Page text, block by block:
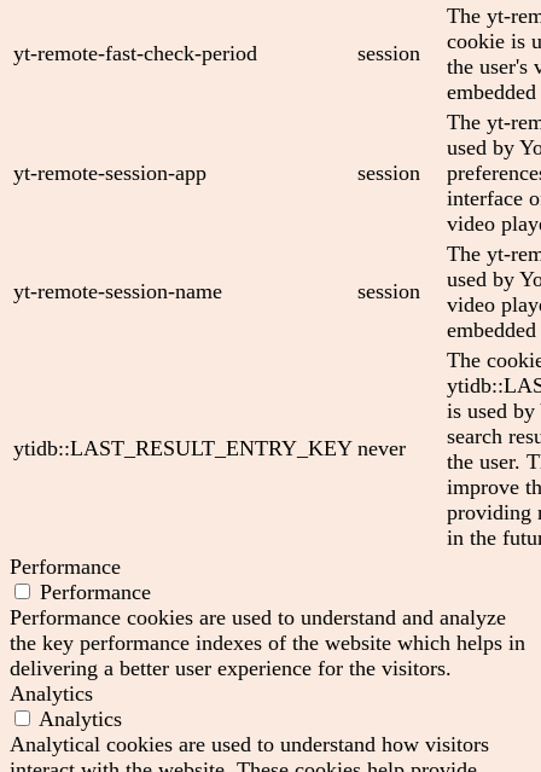
yt-remote-fast-check-period session
The yt-
cookie is
the user's
yt-remote-session-app session
The yt-
used by
interface
video
yt-remote-session-name session
The yt-
used by
video
ytidb::LAST_RESULT_ENTRY_KEY never
The
is used by
search
the user.
improve
providing
in the
Performance
Performance
Performance cookies are used to understand and analyze
the key performance indexes of the website which helps in
delivering a better user experience for the visitors.
Analytics
Analytics
Analytical cookies are used to understand how visitors